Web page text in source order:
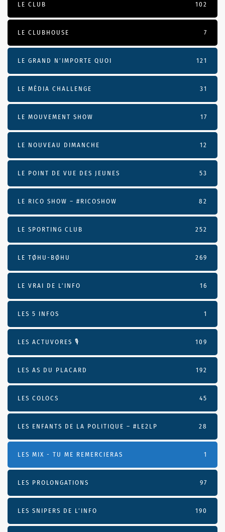
LE CLUB 102
LE CLUBHOUSE 7
LE GRAND N’IMPORTE QUOI 121
LE MÉDIA CHALLENGE 31
LE MOUVEMENT SHOW 17
LE NOUVEAU DIMANCHE 12
LE POINT DE VUE DES JEUNES 53
LE RICO SHOW – #RICOSHOW 82
LE SPORTING CLUB 252
LE TØHU-BØHU 269
LE VRAI DE L’INFO 16
LES 5 INFOS 1
LES ACTUVORES 🎙 109
LES AS DU PLACARD 192
LES COLOCS 45
LES ENFANTS DE LA POLITIQUE – #LE2LP 28
LES MIX - TU ME REMERCIERAS 1
LES PROLONGATIONS 97
LES SNIPERS DE L’INFO 190